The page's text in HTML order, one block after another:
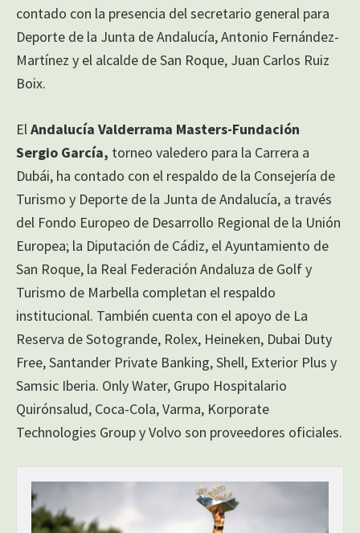
contado con la presencia del secretario general para
Deporte de la Junta de Andalucía, Antonio Fernández-
Martínez y el alcalde de San Roque, Juan Carlos Ruiz
Boix.
El Andalucía Valderrama Masters-Fundación
Sergio García, torneo valedero para la Carrera a
Dubái, ha contado con el respaldo de la Consejería de
Turismo y Deporte de la Junta de Andalucía, a través
del Fondo Europeo de Desarrollo Regional de la Unión
Europea; la Diputación de Cádiz, el Ayuntamiento de
San Roque, la Real Federación Andaluza de Golf y
Turismo de Marbella completan el respaldo
institucional. También cuenta con el apoyo de La
Reserva de Sotogrande, Rolex, Heineken, Dubai Duty
Free, Santander Private Banking, Shell, Exterior Plus y
Samsic Iberia. Only Water, Grupo Hospitalario
Quirónsalud, Coca-Cola, Varma, Korporate
Technologies Group y Volvo son proveedores oficiales.